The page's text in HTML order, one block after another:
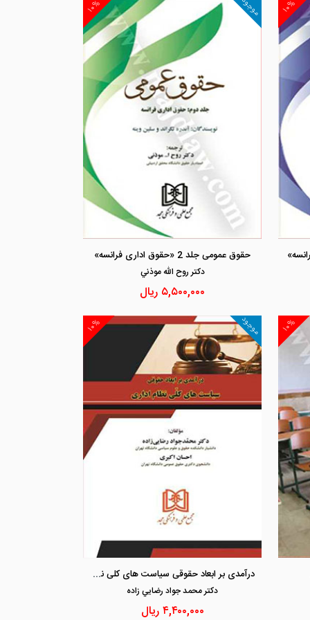
۱۰% ۱۰% موجود
حقوق عمومی جلد 2 «حقوق اداری فرانسه»
دكتر روح الله موذني
۵,۵۰۰,۰۰۰ ریال
۱۰%
مشاهده و خرید
۱۰% موجود
درآمدی بر ابعاد حقوقی سیاست های کلی نظام اداری
دكتر محمد جواد رضايي زاده
۴,۴۰۰,۰۰۰ریال